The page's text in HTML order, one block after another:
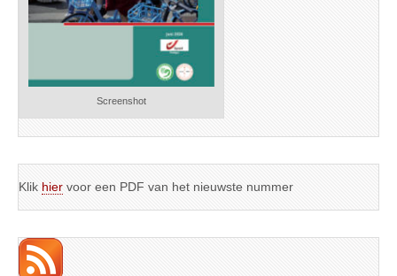
Screenshot
Klik hier voor een PDF van het nieuwste nummer